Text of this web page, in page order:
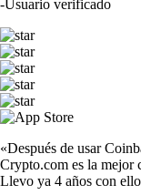
-Usuario verificado
«Después de usar
Crypto.com es la mejor
Llevo ya 4 años con